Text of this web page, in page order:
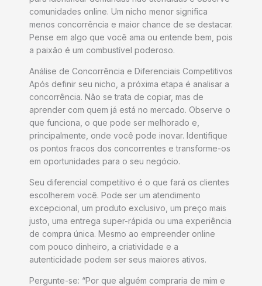
comunidades online. Um nicho menor significa
menos concorrência e maior chance de se destacar.
Pense em algo que você ama ou entende bem, pois
a paixão é um combustível poderoso.
Análise de Concorrência e Diferenciais Competitivos
Após definir seu nicho, a próxima etapa é analisar a
concorrência. Não se trata de copiar, mas de
aprender com quem já está no mercado. Observe o
que funciona, o que pode ser melhorado e,
principalmente, onde você pode inovar. Identifique
os pontos fracos dos concorrentes e transforme-os
em oportunidades para o seu negócio.
Seu diferencial competitivo é o que fará os clientes
escolherem você. Pode ser um atendimento
excepcional, um produto exclusivo, um preço mais
justo, uma entrega super-rápida ou uma experiência
de compra única. Mesmo ao empreender online
com pouco dinheiro, a criatividade e a
autenticidade podem ser seus maiores ativos.
Pergunte-se: “Por que alguém compraria de mim e